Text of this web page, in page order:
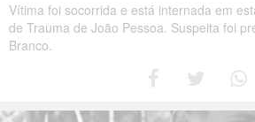
Vítima foi socorrida e está internada em
de Trauma de João Pessoa. Suspeita foi
Branco.